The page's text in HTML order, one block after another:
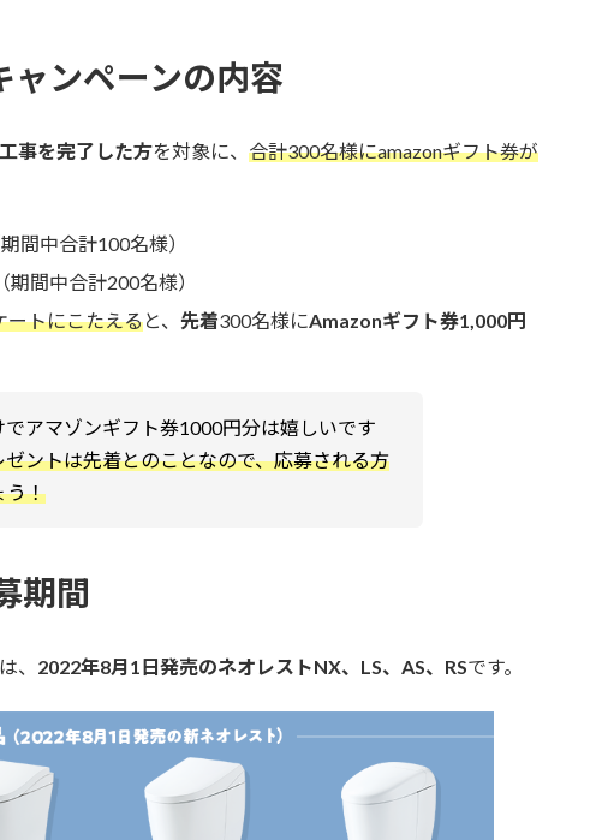
ャンペーンの内容
事を完了した方を対象に、 合計300名様にamazonギフト券が
期間中合計100名様）
（期間中合計200名様）
ートにこたえると、 先着300名様にAmazonギフト券1,000円
アマゾンギフト券1000円分は嬉しいです
ントは先着とのことなので、応募される方
う！
期間
は、 2022年8月1日発売のネオレストNX、LS、AS、RSです。